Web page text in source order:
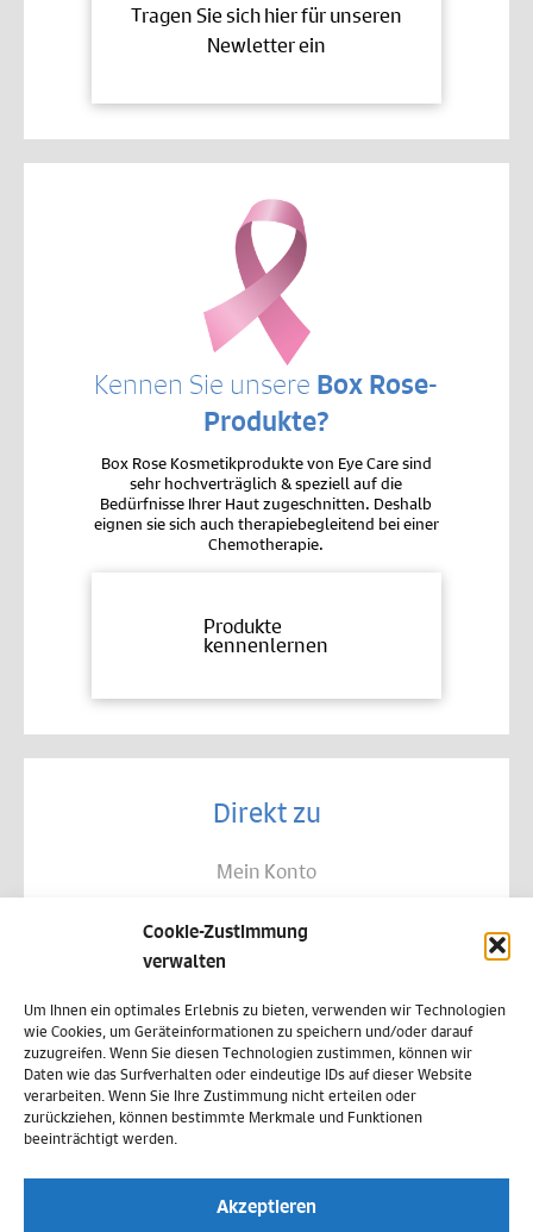
Cookie-Zustimmung
verwalten
Um Ihnen ein optimales Erlebnis zu bieten, verwenden wir Technologien
wie Cookies, um Geräteinformationen zu speichern und/oder darauf
zuzugreifen. Wenn Sie diesen Technologien zustimmen, können wir
Daten wie das Surfverhalten oder eindeutige IDs auf dieser Website
verarbeiten. Wenn Sie Ihre Zustimmung nicht erteilen oder
zurückziehen, können bestimmte Merkmale und Funktionen
beeinträchtigt werden.
Akzeptieren
Tragen Sie sich hier für unseren
Newletter ein
Kennen Sie unsere Box Rose-
Produkte?
Box Rose Kosmetikprodukte von Eye Care sind
sehr hochverträglich & speziell auf die
Bedürfnisse Ihrer Haut zugeschnitten. Deshalb
eignen sie sich auch therapiebegleitend bei einer
Chemotherapie.
Produkte
kennenlernen
Direkt zu
Mein Konto
Allgemeine Geschäftsbedingungen
Datenschutz
Widerruf
Zahlungsweisen
Versand & Lieferung
Cookie-Richtlinie (EU)